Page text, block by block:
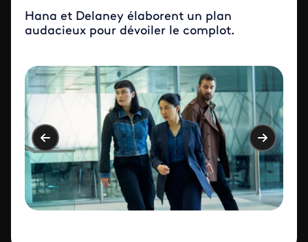
Hana et Delaney élaborent un plan
audacieux pour dévoiler le complot.